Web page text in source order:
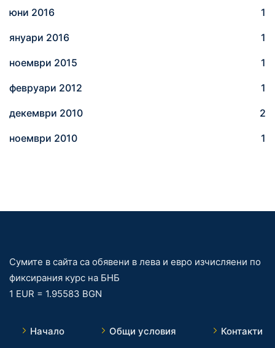
юни 2016 1
януари 2016 1
ноември 2015 1
февруари 2012 1
декември 2010 2
ноември 2010 1
Сумите в сайта са обявени в лева и евро изчисляени по
фиксирания курс на БНБ
1 EUR = 1.95583 BGN
Начало Общи условия Контакти